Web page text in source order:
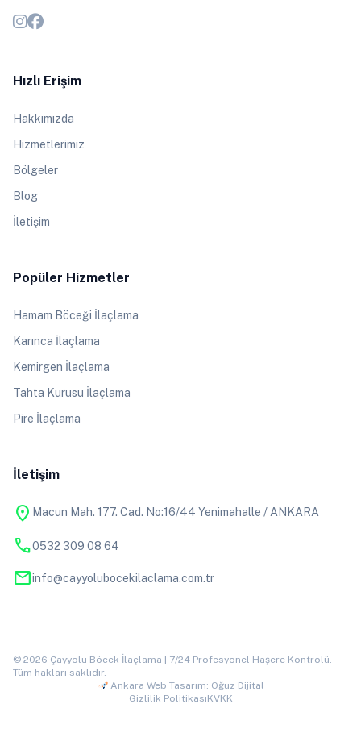
Hızlı Erişim
Hakkımızda
Hizmetlerimiz
Bölgeler
Blog
İletişim
Popüler Hizmetler
Hamam Böceği İlaçlama
Karınca İlaçlama
Kemirgen İlaçlama
Tahta Kurusu İlaçlama
Pire İlaçlama
İletişim
location_on Macun Mah. 177. Cad. No:16/44 Yenimahalle / ANKARA
phone0532 309 08 64
mailinfo@cayyolubocekilaclama.com.tr
© 2026 Çayyolu Böcek İlaçlama | 7/24 Profesyonel Haşere Kontrolü.
Tüm hakları saklıdır.
Ankara Web Tasarım: Oğuz Dijital
Gizlilik PolitikasıKVKK